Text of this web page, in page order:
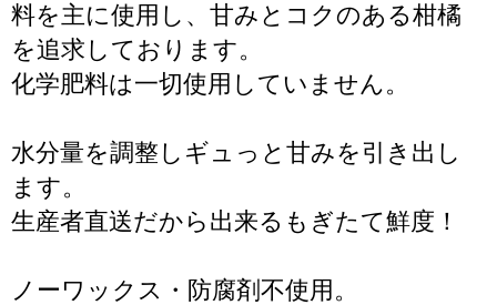
料を主に使用し、甘みとコクのある柑橘
を追求しております。
化学肥料は一切使用していません。
水分量を調整しギュっと甘みを引き出し
ます。
生産者直送だから出来るもぎたて鮮度！
ノーワックス・防腐剤不使用。